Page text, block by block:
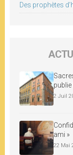
Des prophètes
2 Juil
ami »
22 Mai